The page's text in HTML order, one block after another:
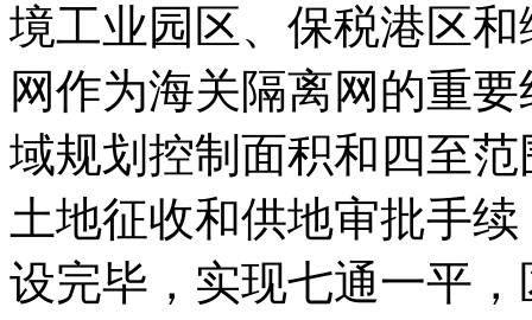
境工业园区、保税港区
网作为海关隔离网的重
域规划控制面积和四至
土地征收和供地审批手
设完毕，实现七通一平